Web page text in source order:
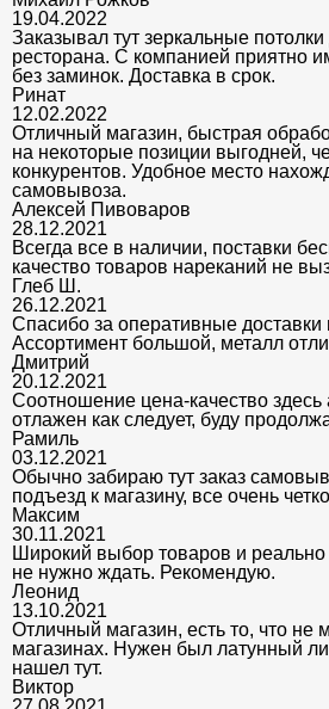
19.04.2022
Заказывал тут зеркальные
ресторана. С компанией приятно
без заминок. Доставка в срок.
Ринат
12.02.2022
Отличный магазин, быстрая
на некоторые позиции выгодней,
конкурентов. Удобное место
самовывоза.
Алексей Пивоваров
28.12.2021
Всегда все в наличии, поставки
качество товаров нареканий не
Глеб Ш.
26.12.2021
Спасибо за оперативные доставки
Ассортимент большой, металл
Дмитрий
20.12.2021
Соотношение цена-качество
отлажен как следует, буду
Рамиль
03.12.2021
Обычно забираю тут заказ
подъезд к магазину, все очень
Максим
30.11.2021
Широкий выбор товаров и реально
не нужно ждать. Рекомендую.
Леонид
13.10.2021
Отличный магазин, есть то, что не
магазинах. Нужен был латунный
нашел тут.
Виктор